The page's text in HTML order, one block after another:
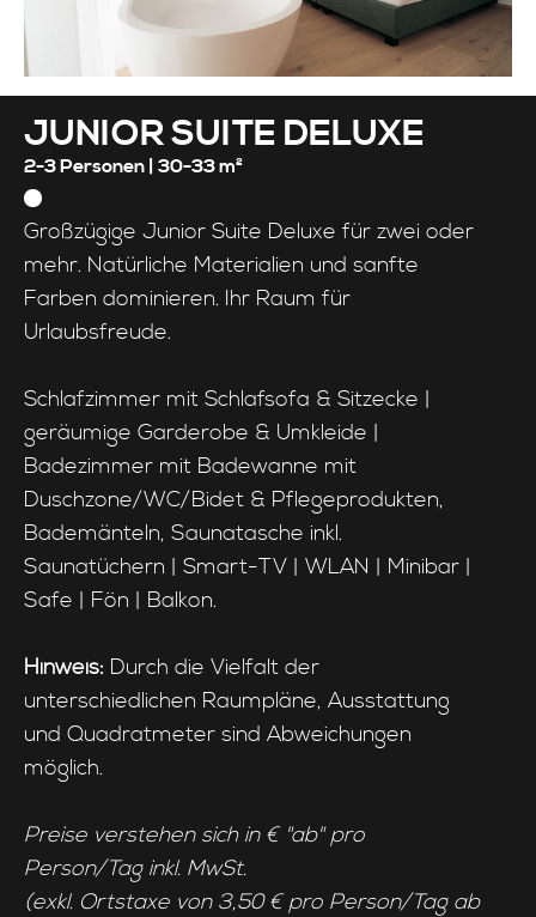
JUNIOR SUITE DELUXE
2-3 Personen | 30-33 m²
Großzügige Junior Suite Deluxe für zwei oder
mehr. Natürliche Materialien und sanfte
Farben dominieren. Ihr Raum für
Urlaubsfreude.
Schlafzimmer mit Schlafsofa & Sitzecke |
geräumige Garderobe & Umkleide |
Badezimmer mit Badewanne mit
Duschzone/WC/Bidet & Pflegeprodukten,
Bademänteln, Saunatasche inkl.
Saunatüchern | Smart-TV | WLAN | Minibar |
Safe | Fön | Balkon.
Hinweis: Durch die Vielfalt der
unterschiedlichen Raumpläne, Ausstattung
und Quadratmeter sind Abweichungen
möglich.
Preise verstehen sich in € "ab" pro
Person/Tag inkl. MwSt.
(exkl. Ortstaxe von 3,50 € pro Person/Tag ab